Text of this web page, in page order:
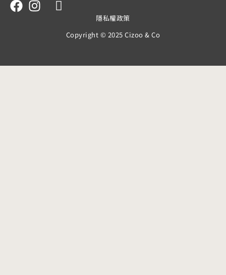
隱私權政策
Copyright © 2025 Cizoo & Co